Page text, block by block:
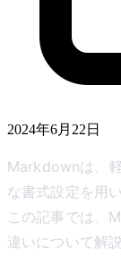
2024年6月22日
Markdownは、
な書式設定を用
この記事では、
違いについて解